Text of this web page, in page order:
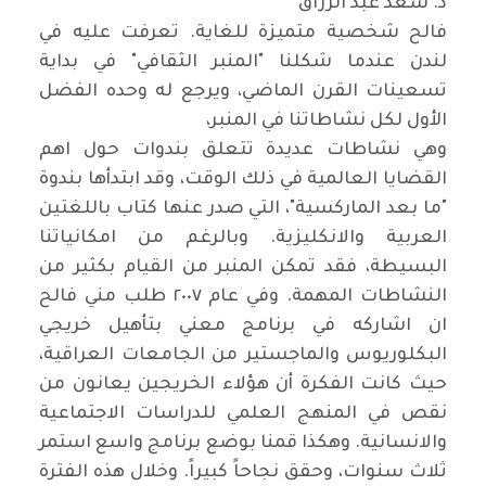
د. سعد عبد الرزاق
فالح شخصية متميزة للغاية. تعرفت عليه في
لندن عندما شكلنا "المنبر الثقافي" في بداية
تسعينات القرن الماضي، ويرجع له وحده الفضل
الأول لكل نشاطاتنا في المنبر،
وهي نشاطات عديدة تتعلق بندوات حول اهم
القضايا العالمية في ذلك الوقت، وقد ابتدأها بندوة
"ما بعد الماركسية"، التي صدر عنها كتاب باللغتين
العربية والانكليزية. وبالرغم من امكانياتنا
البسيطة، فقد تمكن المنبر من القيام بكثير من
النشاطات المهمة. وفي عام ٢٠٠٧ طلب مني فالح
ان اشاركه في برنامج معني بتأهيل خريجي
البكلوريوس والماجستير من الجامعات العراقية،
حيث كانت الفكرة أن هؤلاء الخريجين يعانون من
نقص في المنهج العلمي للدراسات الاجتماعية
والانسانية. وهكذا قمنا بوضع برنامج واسع استمر
ثلاث سنوات، وحقق نجاحاً كبيراً. وخلال هذه الفترة